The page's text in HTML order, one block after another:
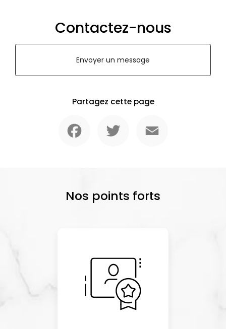
Contactez-nous
Envoyer un message
Partagez cette page
Nos points forts